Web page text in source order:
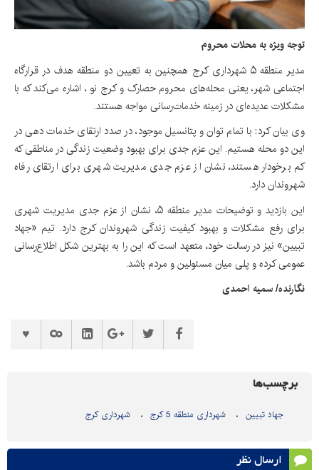
توجه ویژه به محلات محروم
مدیر منطقه ۵ شهرداری کرج همچنین به تعیین دو منطقه هدف در قرارگاه
اجتماعی شهر، یعنی محله‌های محروم حصارک و کرج نو ، اشاره می‌کند که با
مشکلات عدیده‌ای در زمینه خدمات‌رسانی مواجه هستند.
وی بیان کرد: با تمام توان و پتانسیل موجود، در صدد ارتقای خدمات دهی در
این دو محله هستیم. این عزم جدی برای بهبود وضعیت زندگی در مناطقی که
کم برخودار هستند، نشان از عزم جدی مدیریت شهری برای ارتقای رفاه
شهروندان دارد.
این بازدید و توضیحات مدیر منطقه ۵، نشان از عزم جدی مدیریت شهری
برای رفع مشکلات و بهبود کیفیت زندگی شهروندان کرج دارد. تیم «جهاد
تبیین» نیز در رسالت خود، متعهد است که این را به بهترین شکل اطلاع‌رسانی
عمومی کرده و پلی میان مسئولین و مردم باشد.
نگارنده/ سمیه احمدی
برچسب‌ها
جهاد تبیین شهرداری منطقه 5 کرج شهرداری کرج
ارسال نظر